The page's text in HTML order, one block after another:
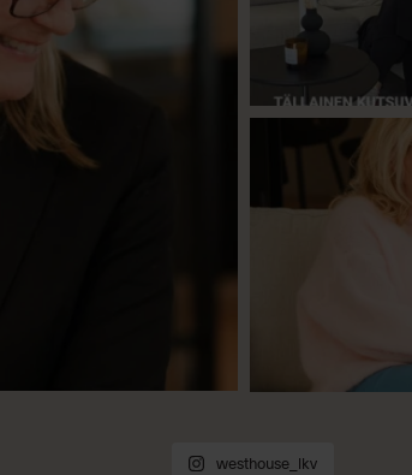
westhouse_lkv